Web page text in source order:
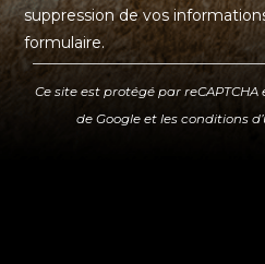
suppression de vos
formulaire.
Ce site est protégé par reCAPTCHA
de Google et les conditions